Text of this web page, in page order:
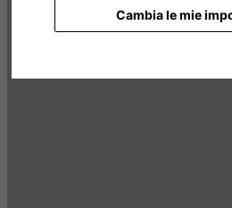
Cambia le mie